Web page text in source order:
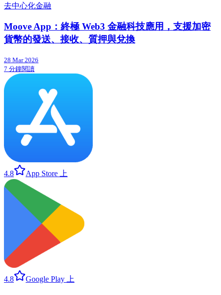
去中心化金融
Moove App：終極 Web3 金融科技應用，支援加密
貨幣的發送、接收、質押與兌換
28 Mar 2026
7 分鐘閱讀
4.8 App Store 上
4.8 Google Play 上